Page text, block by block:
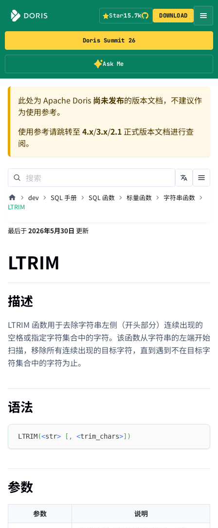
Doris Summit 26
Ask Me
Star15.7k DOWNLOAD
此处为 Apache Doris 尚未发布的版本文档，不建议作
为使用参考。
使用参考请跳转至 4.x/3.x/2.1正式版本文档进行查
阅。
dev SQL 手册 SQL 函数 标量函数
字符串函数
LTRIM
最后于2026年5月30日 更新
LTRIM
描述
LTRIM 函数用于去除字符串左侧（开头部分）连续出现的
空格或指定字符集合中的字符。该函数从字符串的左端开始
扫描，移除所有连续出现的目标字符，直到遇到不在目标字
符集合中的字符为止。
语法
LTRIM(<str> [ , <trim_chars>] )
参数
参数 说明